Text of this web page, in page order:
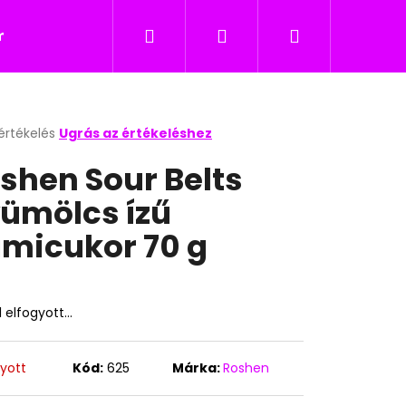
Nyalókák Édesség gyerekeknek
KeresésBejelentkezés
Kosár
Ugrás az értékeléshez
Sour Belts
ízű
70 g
elfogyott…
Kód: 625 Márka:Roshen
Következő